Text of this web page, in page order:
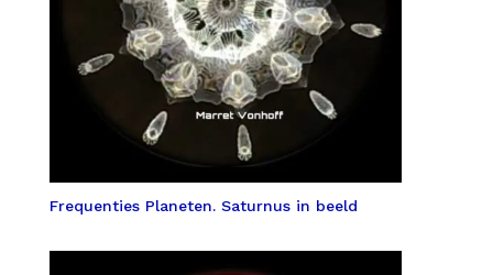
Frequenties Planeten. Saturnus in beeld